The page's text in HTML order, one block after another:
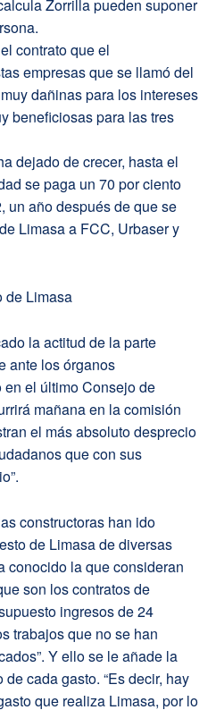
Zorrilla pueden suponer
contrato que el
empresas que se llamó del
dañinas para los intereses
beneficiosas para las tres
dejado de crecer, hasta el
se paga un 70 por ciento
un año después de que se
Limasa a FCC, Urbaser y
de Limasa
la actitud de la parte
ante los órganos
el último Consejo de
mañana en la comisión
el más absoluto desprecio
que con sus
constructoras han ido
de Limasa de diversas
conocido la que consideran
son los contratos de
ingresos de 24
trabajos que no se han
Y ello se le añade la
cada gasto. “Es decir, hay
que realiza Limasa, por lo